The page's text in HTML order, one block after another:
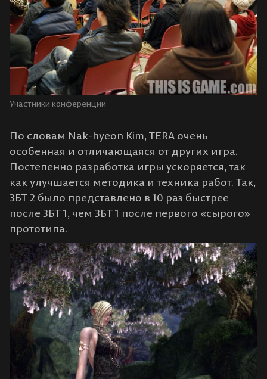
Участники конференции
По словам Nak-hyeon Kim, TERA очень
особенная и отличающаяся от других игра.
Постепенно разработка игры ускоряется, так
как улучшается методика и техника работ. Так,
ЗБТ 2 было представлено в 10 раз быстрее
после ЗБТ 1, чем ЗБТ 1 после первого «сырого»
прототипа.